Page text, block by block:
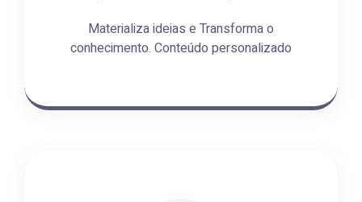
Materializa ideias e Transforma o
conhecimento. Conteúdo personalizado